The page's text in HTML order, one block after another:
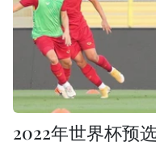
2022年世界杯预